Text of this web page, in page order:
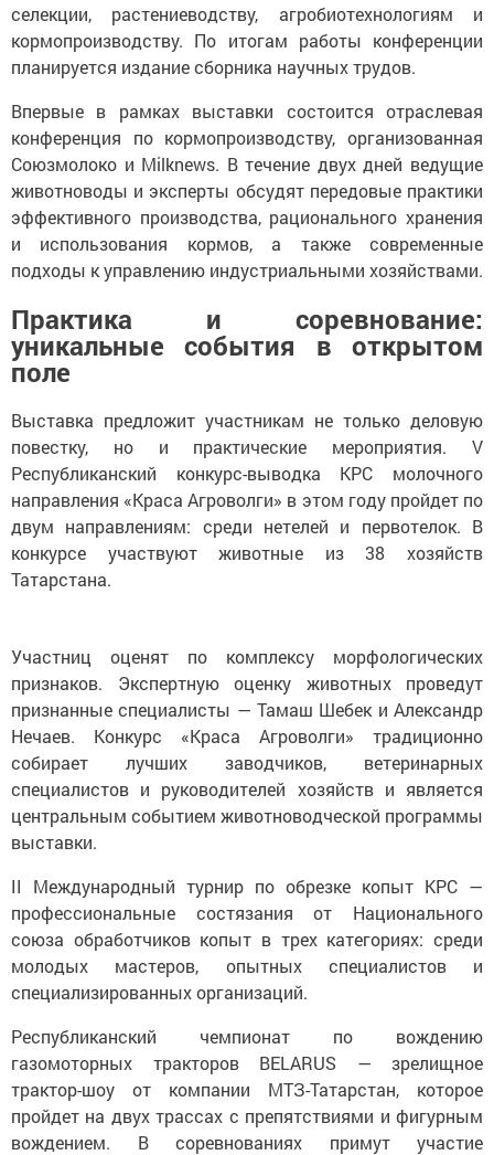
селекции, растениеводству, агробиотехнологиям и
кормопроизводству. По итогам работы конференции
планируется издание сборника научных трудов.
Впервые в рамках выставки состоится отраслевая
конференция по кормопроизводству, организованная
Союзмолоко и Milknews. В течение двух дней ведущие
животноводы и эксперты обсудят передовые практики
эффективного производства, рационального хранения
и использования кормов, а также современные
подходы к управлению индустриальными хозяйствами.
Практика и соревнование:
уникальные события в открытом
поле
Выставка предложит участникам не только деловую
повестку, но и практические мероприятия. V
Республиканский конкурс-выводка КРС молочного
направления «Краса Агроволги» в этом году пройдет по
двум направлениям: среди нетелей и первотелок. В
конкурсе участвуют животные из 38 хозяйств
Татарстана.
Участниц оценят по комплексу морфологических
признаков. Экспертную оценку животных проведут
признанные специалисты — Тамаш Шебек и Александр
Нечаев. Конкурс «Краса Агроволги» традиционно
собирает лучших заводчиков, ветеринарных
специалистов и руководителей хозяйств и является
центральным событием животноводческой программы
выставки.
II Международный турнир по обрезке копыт КРС —
профессиональные состязания от Национального
союза обработчиков копыт в трех категориях: среди
молодых мастеров, опытных специалистов и
специализированных организаций.
Республиканский чемпионат по вождению
газомоторных тракторов BELARUS — зрелищное
трактор-шоу от компании МТЗ-Татарстан, которое
пройдет на двух трассах с препятствиями и фигурным
вождением. В соревнованиях примут участие